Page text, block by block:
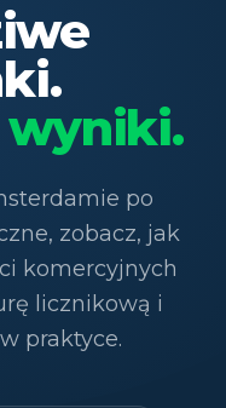
wyniki.
po
zobacz, jak
komercyjnych
licznikową i
praktyce.